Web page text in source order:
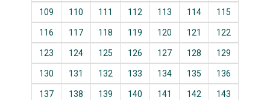
109 110 111 112 113 114 115
116 117 118 119 120 121 122
123 124 125 126 127 128 129
130 131 132 133 134 135 136
137 138 139 140 141 142 143